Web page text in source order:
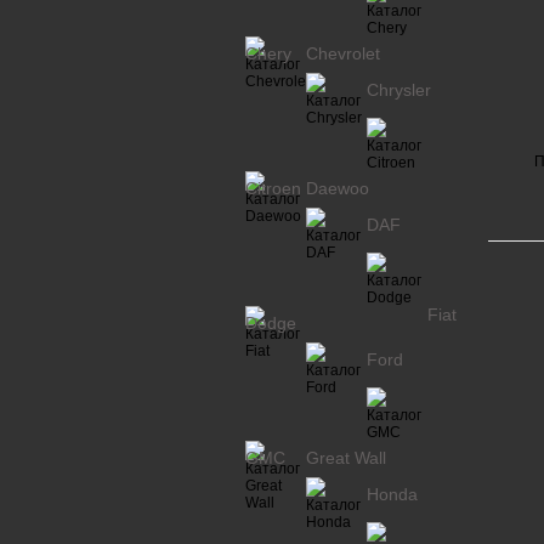
Chery
Chevrolet
Chrysler
Citroen Daewoo
DAF
Dodge Fiat
Ford
GMC
Great Wall
Honda